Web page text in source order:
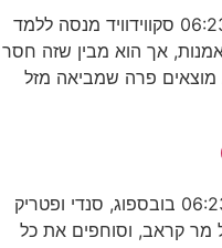
מחנה האלמוגים - פרק 19 06:00 - 06:23 סקווידוויד מנסה ללמד
אך הוא מבין שזה חסר
מוצאים פרה שמביאה מזל
מחנה האלמוגים - פרק 17 06:00 - 06:23 בובספוג, סנדי ופטריק
מר קראב, וסוחפים את כל